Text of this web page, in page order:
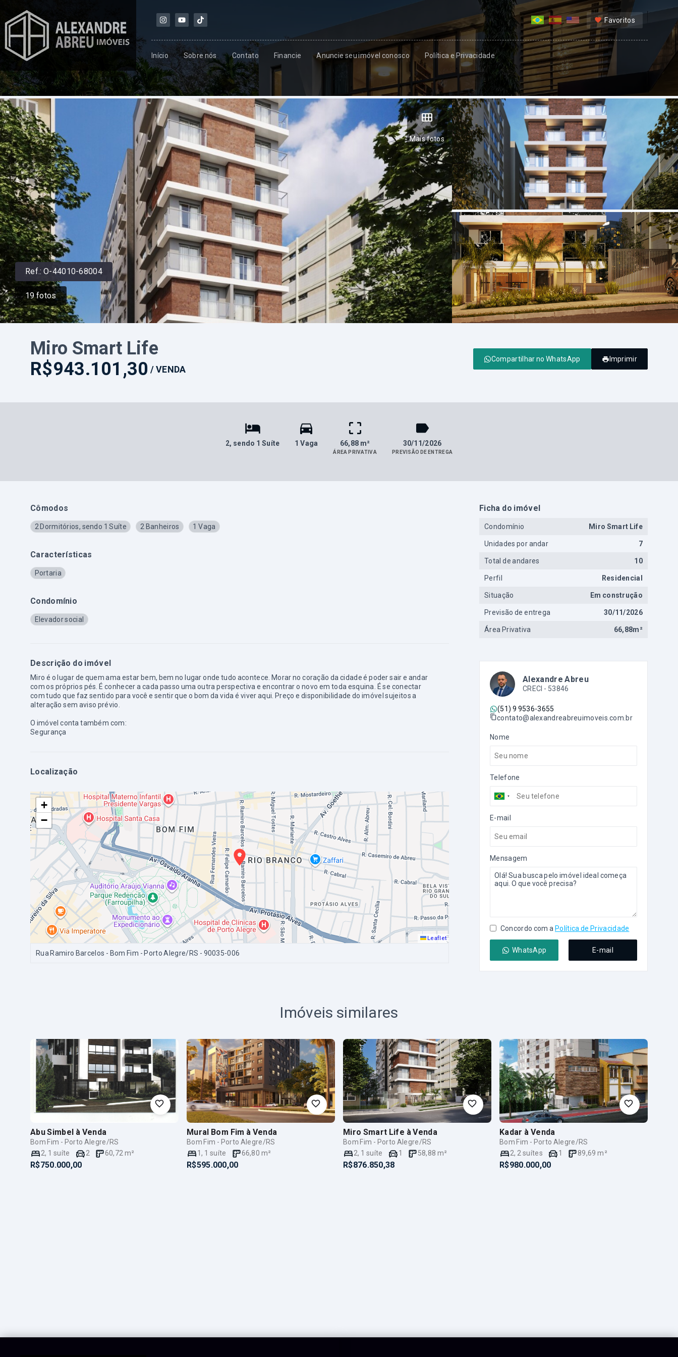
Favoritos
Início Sobre nós Contato Financie Anuncie seu imóvel conosco Política e Privacidade
Ref.:O-44010-68004
19fotos
Mais fotos
Miro Smart Life
R$943.101,30 /VENDA
Compartilhar no WhatsApp Imprimir
2, sendo 1 Suíte 1 Vaga 66,88 m²
ÁREA PRIVATIVA
30/11/2026
PREVISÃO DE ENTREGA
Cômodos
2 Dormitórios, sendo 1 Suíte 2 Banheiros 1 Vaga
Características
Portaria
Condomínio
Elevador social
Descrição do imóvel
Miro é o lugar de quem ama estar bem, bem no lugar onde tudo acontece. Morar no coração da cidade é poder sair e andar
com os próprios pés. É conhecer a cada passo uma outra perspectiva e encontrar o novo em toda esquina. É se conectar
com tudo que faz sentido para você e sentir que o bom da vida é viver aqui. Preço e disponibilidade do imóvel sujeitos a
alteração sem aviso prévio.
O imóvel conta também com:
Segurança
Localização
+
−
Leaflet
Rua Ramiro Barcelos - Bom Fim - Porto Alegre/RS - 90035-006
Ficha do imóvel
Condomínio Miro Smart Life
Unidades por andar 7
Total de andares 10
Perfil Residencial
Situação Em construção
Previsão de entrega 30/11/2026
Área Privativa 66,88m²
Alexandre Abreu
CRECI - 53846
(51) 9 9536-3655
contato@alexandreabreuimoveis.com.br
Nome
Telefone
E-mail
Mensagem
Concordo com a Política de Privacidade
WhatsApp E-mail
Imóveis similares
Abu Simbel à Venda
Bom Fim - Porto Alegre/RS
2, 1 suíte 2 60,72 m²
R$750.000,00
Mural Bom Fim à Venda
Bom Fim - Porto Alegre/RS
1, 1 suíte 66,80 m²
R$595.000,00
Miro Smart Life à Venda
Bom Fim - Porto Alegre/RS
2, 1 suíte 1 58,88 m²
R$876.850,38
Kadar à Venda
Bom Fim - Porto Alegre/RS
2, 2 suítes 1 89,69 m²
R$980.000,00